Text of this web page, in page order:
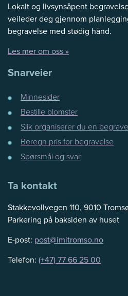
Lokalt og livsynsåpent
veileder deg gjennom
begravelse med stødig hånd.
Les mer om oss »
Snarveier
Minnesider
Bestille blomster
Slik organiserer du en
Beregn pris for begravelse
Spørsmål og svar
Ta kontakt
Stakkevollvegen 110, 9010
Parkering på baksiden av huset
E-post: post@imitromso.no
Telefon: (+47) 77 66 25 00